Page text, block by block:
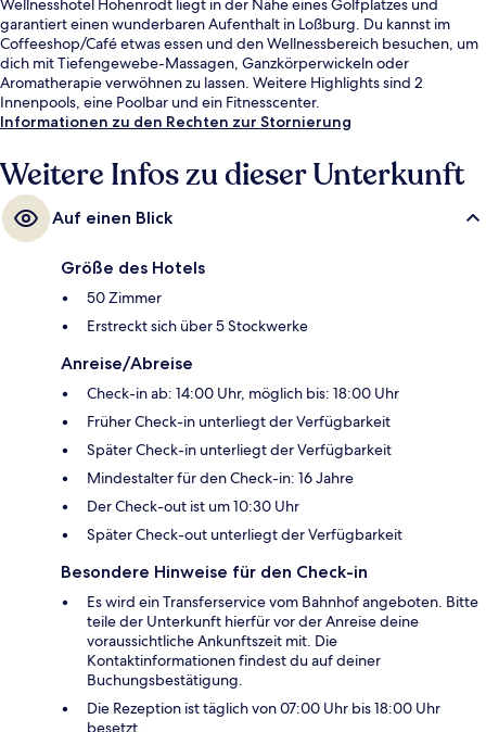
Wellnesshotel Hohenrodt liegt in der Nähe eines Golfplatzes und
garantiert einen wunderbaren Aufenthalt in Loßburg. Du kannst im
Coffeeshop/Café etwas essen und den Wellnessbereich besuchen, um
dich mit Tiefengewebe-Massagen, Ganzkörperwickeln oder
Aromatherapie verwöhnen zu lassen. Weitere Highlights sind 2
Innenpools, eine Poolbar und ein Fitnesscenter.
Informationen zu den Rechten zur Stornierung
Weitere Infos zu dieser Unterkunft
Auf einen Blick
Größe des Hotels
50 Zimmer
Erstreckt sich über 5 Stockwerke
Anreise/Abreise
Check-in ab: 14:00 Uhr, möglich bis: 18:00 Uhr
Früher Check-in unterliegt der Verfügbarkeit
Später Check-in unterliegt der Verfügbarkeit
Mindestalter für den Check-in: 16 Jahre
Der Check-out ist um 10:30 Uhr
Später Check-out unterliegt der Verfügbarkeit
Besondere Hinweise für den Check-in
Es wird ein Transferservice vom Bahnhof angeboten. Bitte
teile der Unterkunft hierfür vor der Anreise deine
voraussichtliche Ankunftszeit mit. Die
Kontaktinformationen findest du auf deiner
Buchungsbestätigung.
Die Rezeption ist täglich von 07:00 Uhr bis 18:00 Uhr
besetzt.